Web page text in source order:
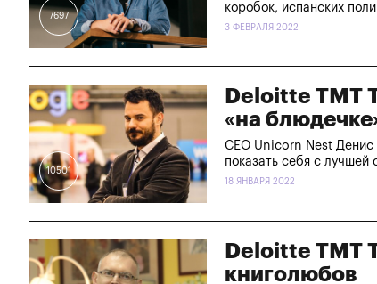
7697
коробок, испанских
3 ФЕВРАЛЯ 2022
10501
Deloitte TMT
«на
СЕО Unicorn Nest Денис
показать себя с лучшей
18 ЯНВАРЯ 2022
Deloitte TMT
книголюбов